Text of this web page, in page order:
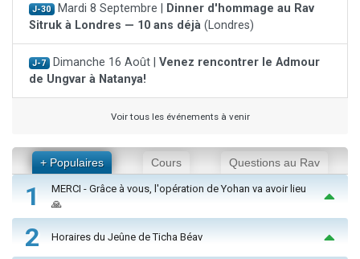
J-30 Mardi 8 Septembre |
Dinner d'hommage au Rav
Sitruk à Londres — 10 ans déjà (Londres)
J-7 Dimanche 16 Août | Venez rencontrer le Admour
de Ungvar à Natanya!
Voir tous les événements à venir
+ Populaires Cours Questions au Rav
1
MERCI - Grâce à vous, l'opération de Yohan va avoir lieu
🙏
2 Horaires du Jeûne de Ticha Béav